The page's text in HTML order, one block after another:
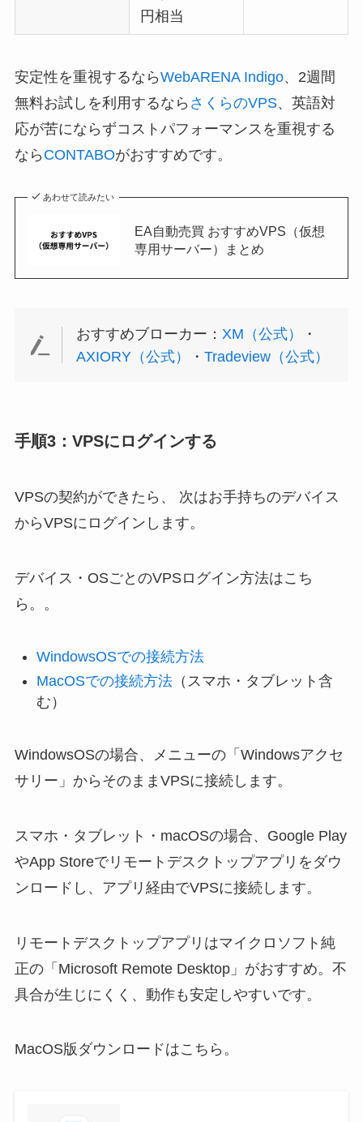
円相当
安定性を重視するならWebARENA Indigo、2週間
無料お試しを利用するなら さくらのVPS、英語対
応が苦にならずコストパフォーマンスを重視する
なら CONTABOがおすすめです。
あわせて読みたい
EA自動売買 おすすめVPS（仮想
専用サーバー）まとめ
おすすめブローカー： XM（公式）
・
AXIORY（公式）
・Tradeview（公式）
手順3：VPSにログインする
VPSの契約ができたら、 次はお手持ちのデバイス
からVPSにログインします。
デバイス・OSごとのVPSログイン方法はこち
ら。。
WindowsOSでの接続方法
MacOSでの接続方法（スマホ・タブレット含
む）
WindowsOSの場合、メニューの「Windowsアクセ
サリー」からそのままVPSに接続します。
スマホ・タブレット・macOSの場合、Google Play
やApp Storeでリモートデスクトップアプリをダウ
ンロードし、アプリ経由でVPSに接続します。
リモートデスクトップアプリはマイクロソフト純
正の「Microsoft Remote Desktop」がおすすめ。不
具合が生じにくく、動作も安定しやすいです。
MacOS版ダウンロードはこちら。